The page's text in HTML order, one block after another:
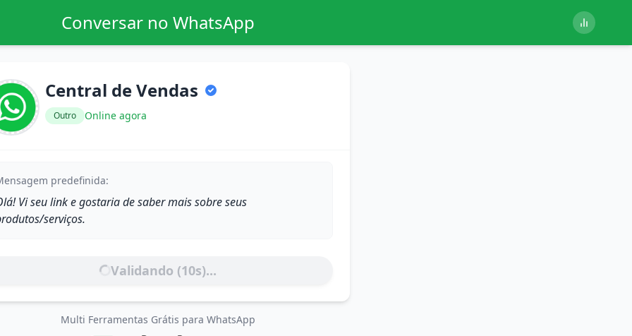
Conversar no WhatsApp
Central de Vendas
Outro Online agora
predefinida:
Vi seu link e gostaria de saber mais sobre seus
serviços.
Validando (10s)...
Multi Ferramentas Grátis para WhatsApp